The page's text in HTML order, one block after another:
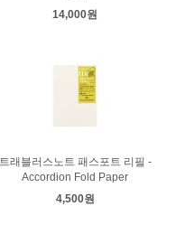
14,000원
트래블러스노트 패스포트 리필 -
Accordion Fold Paper
4,500원